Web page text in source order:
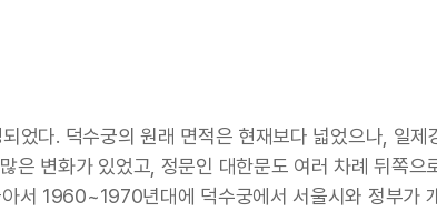
다. 덕수궁의 원래 면적은 현재보다 넓었으나, 일제
변화가 있었고, 정문인 대한문도 여러 차례 뒤쪽으
서 1960~1970년대에 덕수궁에서 서울시와 정부가